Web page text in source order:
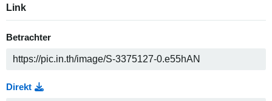
Link
Betrachter
Direkt